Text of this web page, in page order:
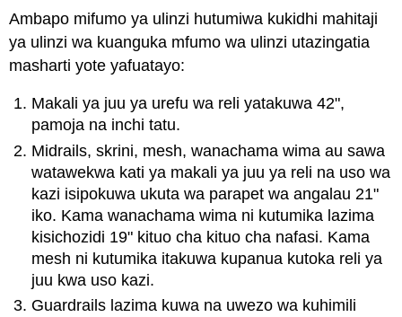
Ambapo mifumo ya ulinzi hutumiwa kukidhi mahitaji
ya ulinzi wa kuanguka mfumo wa ulinzi utazingatia
masharti yote yafuatayo:
Makali ya juu ya urefu wa reli yatakuwa 42",
pamoja na inchi tatu.
Midrails, skrini, mesh, wanachama wima au sawa
watawekwa kati ya makali ya juu ya reli na uso wa
kazi isipokuwa ukuta wa parapet wa angalau 21"
iko. Kama wanachama wima ni kutumika lazima
kisichozidi 19" kituo cha kituo cha nafasi. Kama
mesh ni kutumika itakuwa kupanua kutoka reli ya
juu kwa uso kazi.
Guardrails lazima kuwa na uwezo wa kuhimili